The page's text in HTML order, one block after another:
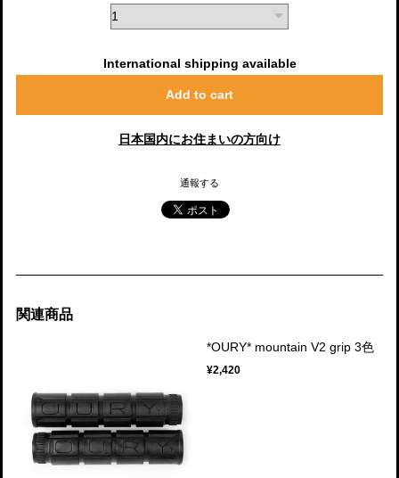
International shipping available
Add to cart
日本国内にお住まいの方向け
通報する
関連商品
*OURY* mountain V2 grip 3色
¥2,420